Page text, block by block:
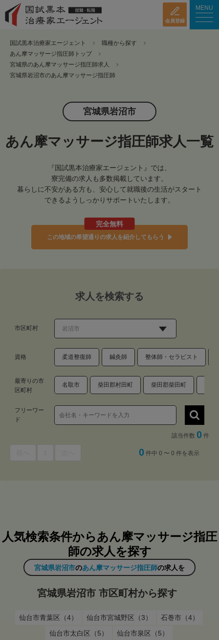
会員登録
MENU
国試黒本治療家エージェント
職種から探す
あん摩マッサージ指圧師トップ
宮城県のあん摩マッサージ指圧師求人
宮城県岩沼市のあん摩マッサージ指圧師
宮城県岩沼市
あん摩マッサージ指圧師求人一覧
『国試黒本治療家エージェント』では、
寮完備の求人も多数掲載しています。
暮らしに不安がある方も、安心して就職後の生活がスタート
できるようしっかりサポートいたします。
完全無料
この地域の希望通りの求人を紹介してもらう
求人を検索する
市区町村
資格 柔道整復師 鍼灸師 整体師・セラピスト
最寄りの市
区町村
名取市 柴田郡村田町 柴田郡柴田町
フリーワー
ド
該当件数 0 件
0 件中 0 〜 0 件を表示
人気検索条件からあん摩マッサージ指圧
師の求人を探す
宮城県岩沼市のあん摩マッサージ指圧師の求人を
宮城県岩沼市 市区町村から探す
仙台市青葉区（4） 仙台市宮城野区（3）
石巻市（4）
仙台市太白区（5）
仙台市泉区（5）